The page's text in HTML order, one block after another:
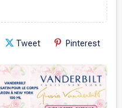
Tweet Pinterest